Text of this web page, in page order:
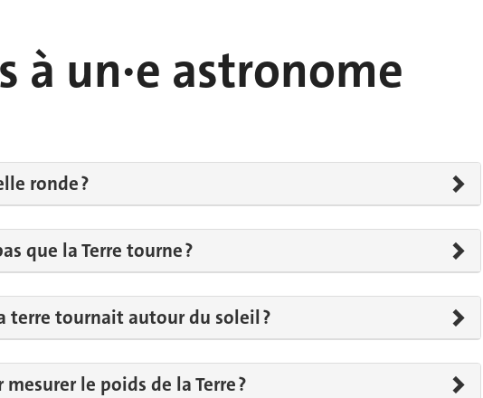
à un·e astronome
ronde ?
que la Terre tourne ?
terre tournait autour du soleil ?
le poids de la Terre ?